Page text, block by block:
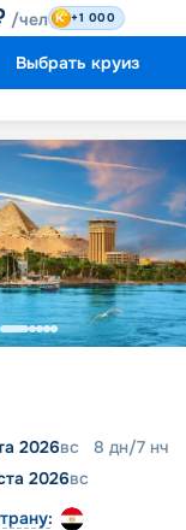
/чел +1 000
Выбрать круиз
2026вс 8 дн/7 нч
2026вс